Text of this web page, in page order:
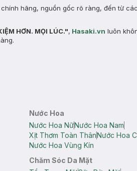
hãng, nguồn gốc rõ ràng, đến từ
HƠN. MỌI LÚC.", Hasaki.vn luôn
Nước Hoa
Nước Hoa NữNước Hoa Nam
Xịt Thơm Toàn ThânNước Hoa
Nước Hoa Vùng Kín
Chăm Sóc Da Mặt